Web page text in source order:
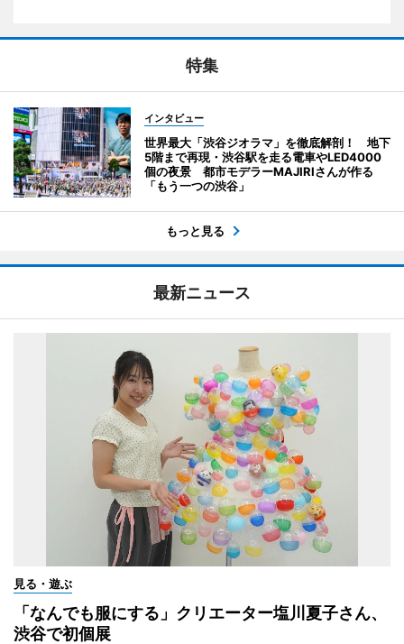
特集
インタビュー
世界最大「渋谷ジオラマ」を徹底解剖！ 地下
5階まで再現・渋谷駅を走る電車やLED4000
個の夜景 都市モデラーMAJIRIさんが作る
「もう一つの渋谷」
もっと見る
最新ニュース
見る・遊ぶ
「なんでも服にする」クリエーター塩川夏子さん、
渋谷で初個展